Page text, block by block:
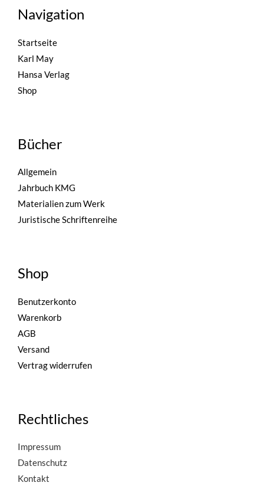
Navigation
Startseite
Karl May
Hansa Verlag
Shop
Bücher
Allgemein
Jahrbuch KMG
Materialien zum Werk
Juristische Schriftenreihe
Shop
Benutzerkonto
Warenkorb
AGB
Versand
Vertrag widerrufen
Rechtliches
Impressum
Datenschutz
Kontakt